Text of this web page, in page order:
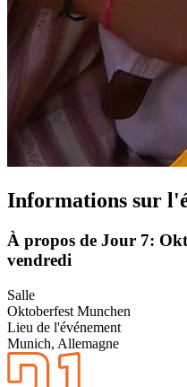
Informations sur
À propos de Jour 7:
vendredi
Salle
Oktoberfest Munchen
Lieu de l'événement
Munich, Allemagne